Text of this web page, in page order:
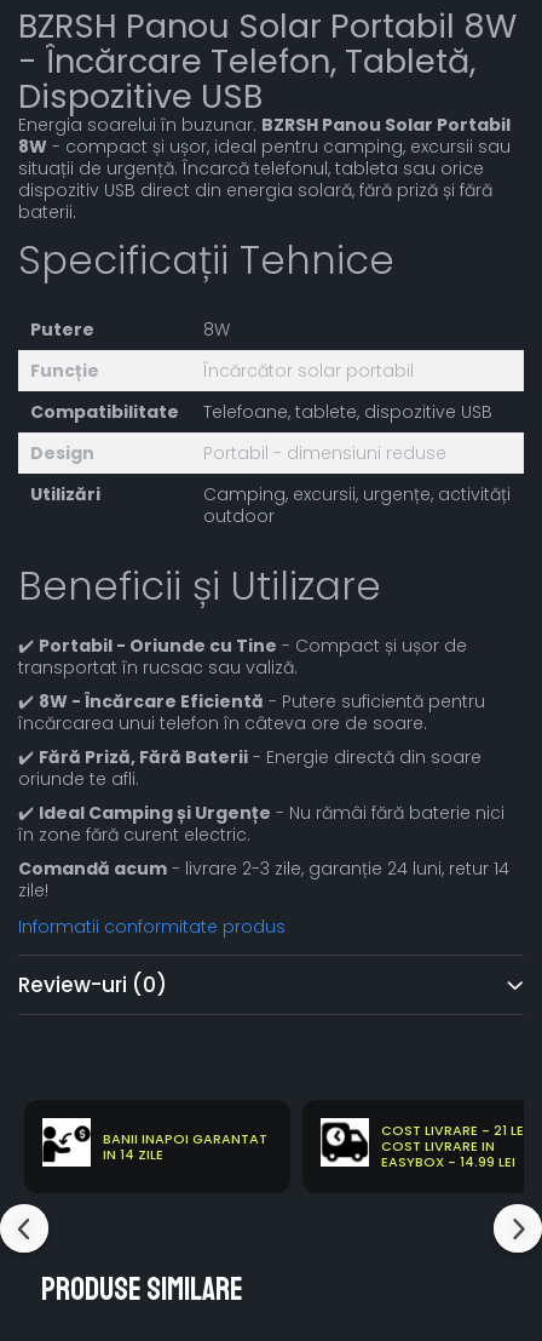
BZRSH Panou Solar Portabil 8W
- Încărcare Telefon, Tabletă,
Dispozitive USB
Energia soarelui în buzunar. BZRSH Panou Solar Portabil
8W - compact și ușor, ideal pentru camping, excursii sau
situații de urgență. Încarcă telefonul, tableta sau orice
dispozitiv USB direct din energia solară, fără priză și fără
baterii.
Specificații Tehnice
Putere
8W
Funcție
Încărcător solar portabil
Compatibilitate
Telefoane, tablete, dispozitive USB
Design
Portabil - dimensiuni reduse
Utilizări
Camping, excursii, urgențe, activități
outdoor
Beneficii și Utilizare
✔️ Portabil - Oriunde cu Tine - Compact și ușor de
transportat în rucsac sau valiză.
✔️ 8W - Încărcare Eficientă - Putere suficientă pentru
încărcarea unui telefon în câteva ore de soare.
✔️ Fără Priză, Fără Baterii - Energie directă din soare
oriunde te afli.
✔️ Ideal Camping și Urgențe - Nu rămâi fără baterie nici
în zone fără curent electric.
Comandă acum - livrare 2-3 zile, garanție 24 luni, retur 14
zile!
Informatii conformitate produs
Review-uri (0)
BANII INAPOI GARANTAT
IN 14 ZILE
COST LIVRARE - 21 LEI
COST LIVRARE IN
EASYBOX - 14.99 LEI
Produse similare